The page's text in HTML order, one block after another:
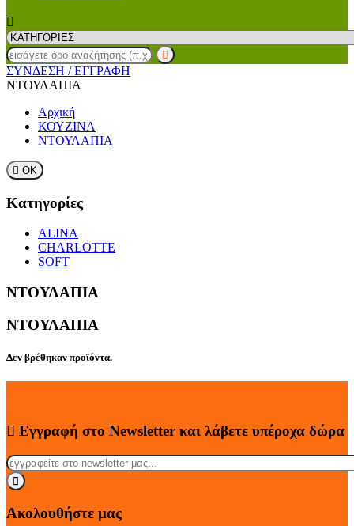
ΣΥΝΔΕΣΗ / ΕΓΓΡΑΦΗ
ΝΤΟΥΛΑΠΙΑ
Αρχική
ΚΟΥΖΙΝΑ
ΝΤΟΥΛΑΠΙΑ
 ΟΚ
Κατηγορίες
ALINA
CHARLOTTE
SOFT
ΝΤΟΥΛΑΠΙΑ
ΝΤΟΥΛΑΠΙΑ
Δεν βρέθηκαν προϊόντα.
Εγγραφή στο Newsletter και λάβετε υπέροχα δώρα
Ακολουθήστε μας